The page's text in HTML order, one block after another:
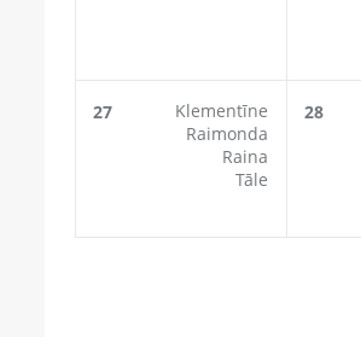
27
Klementīne
Raimonda
Raina
Tāle
28